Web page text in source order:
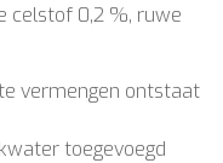
celstof 0,2 %, ruwe
vermengen ontstaat
toegevoegd